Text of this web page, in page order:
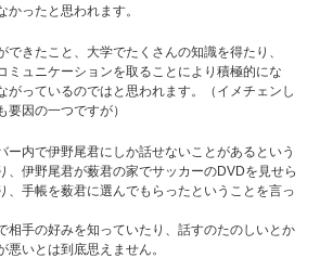
かったと思われます。
できたこと、大学でたくさんの知識を得たり、
ミュニケーションを取ることにより積極的にな
がっているのではと思われます。（イメチェンし
要因の一つですが）
ー内で伊野尾君にしか話せないことがあるという
、伊野尾君が薮君の家でサッカーのDVDを見せら
、手帳を薮君に選んでもらったということを言っ
相手の好みを知っていたり、話すのたのしいとか
悪いとは到底思えません。